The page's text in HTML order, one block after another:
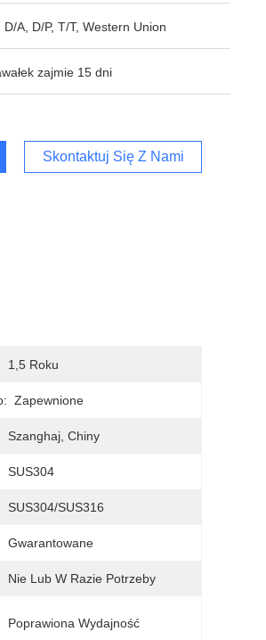
D/A, D/P, T/T, Western Union
zajmie 15 dni
Skontaktuj Się Z Nami
1,5 Roku
Zapewnione
Szanghaj, Chiny
SUS304
SUS304/SUS316
Gwarantowane
Nie Lub W Razie Potrzeby
Poprawiona Wydajność